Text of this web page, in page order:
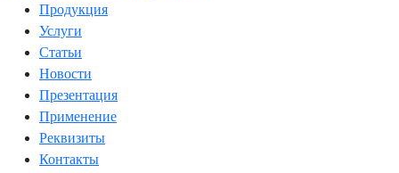
Продукция
Услуги
Статьи
Новости
Презентация
Применение
Реквизиты
Контакты